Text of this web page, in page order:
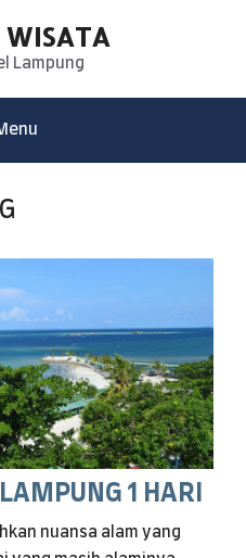
WISATA
Lampung
1 HARI
nuansa alam yang